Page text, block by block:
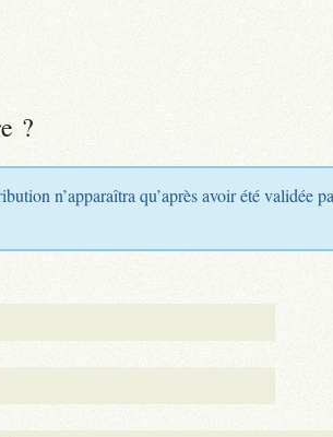
?
n’apparaîtra qu’après avoir été validée